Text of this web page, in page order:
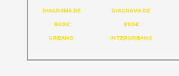
DIAGRAMA DE
REDE
URBANO
DIAGRAMA DE
REDE
INTERURBANO